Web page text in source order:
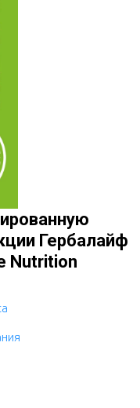
Гербалайф
Nutrition